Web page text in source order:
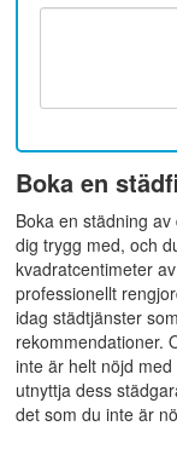
Boka en
Boka en städning
dig trygg med, och
kvadratcentimeter
professionellt
idag städtjänster
rekommendationer.
inte är helt nöjd
utnyttja dess
det som du inte är